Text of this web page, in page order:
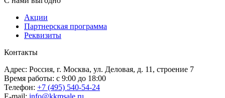
Акции
Партнерская программа
Реквизиты
Контакты
Адрес: Россия, г. Москва, ул. Деловая, д. 11, строение 7
Время работы: с 9:00 до 18:00
Телефон: +7 (495) 540-54-24
E-mail: info@kkmsale.ru